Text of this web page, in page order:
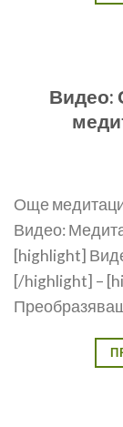
Видео:
Още
Видео:
[highlight]
[/highlight] –